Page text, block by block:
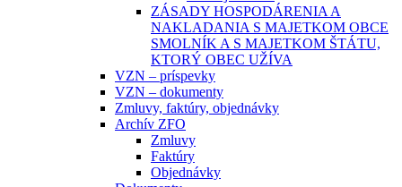
ZÁSADY HOSPODÁRENIA A
NAKLADANIA S MAJETKOM OBCE
SMOLNÍK A S MAJETKOM ŠTÁTU,
KTORÝ OBEC UŽÍVA
VZN – príspevky
VZN – dokumenty
Zmluvy, faktúry, objednávky
Archív ZFO
Zmluvy
Faktúry
Objednávky